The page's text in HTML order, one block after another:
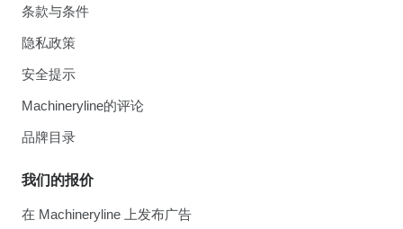
条款与条件
隐私政策
安全提示
Machineryline的评论
品牌目录
我们的报价
在 Machineryline 上发布广告